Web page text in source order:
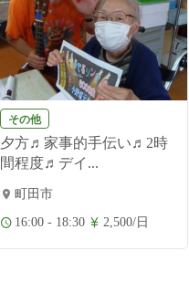
その他
夕方♬家事的手伝い♬2時
間程度♬デイ...
町田市
16:00 - 18:30 2,500/日